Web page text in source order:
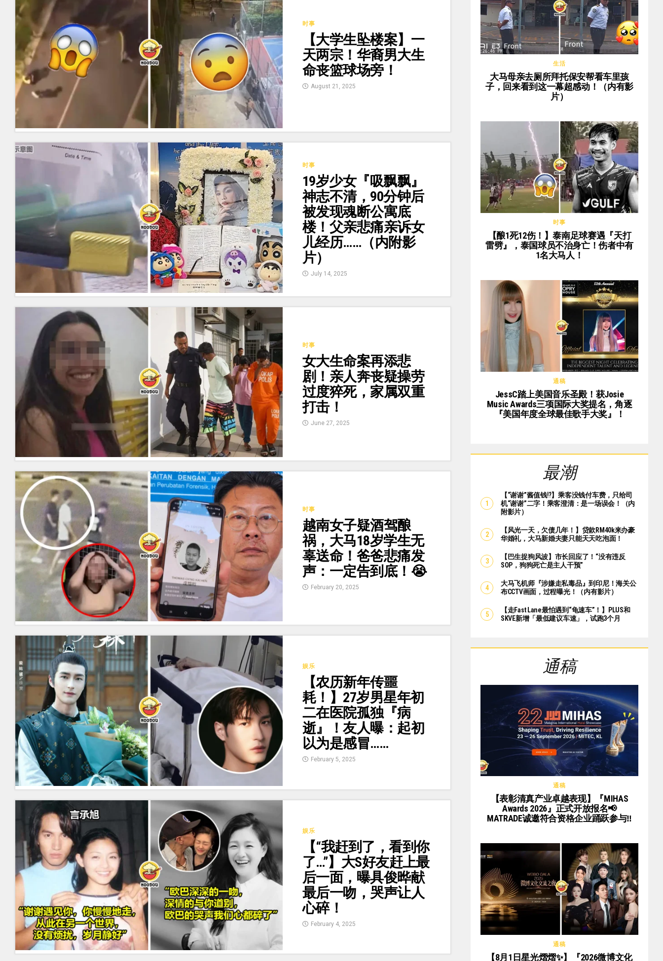
时事
【大学生坠楼案】一
天两宗！华裔男大生
命丧篮球场旁！
August 21, 2025
时事
19岁少女『吸飘飘』
神志不清，90分钟后
被发现魂断公寓底
楼！父亲悲痛亲诉女
儿经历……（内附影
片）
July 14, 2025
时事
女大生命案再添悲
剧！亲人奔丧疑操劳
过度猝死，家属双重
打击！
June 27, 2025
时事
越南女子疑酒驾酿
祸，大马18岁学生无
辜送命！爸爸悲痛发
声：一定告到底！😭
February 20, 2025
娱乐
【农历新年传噩
耗！】27岁男星年初
二在医院孤独『病
逝』！友人曝：起初
以为是感冒……
February 5, 2025
娱乐
【“我赶到了，看到你
了…”】大S好友赶上最
后一面，曝具俊晔献
最后一吻，哭声让人
心碎！
February 4, 2025
生活
大马母亲去厕所拜托保安帮看车里孩
子，回来看到这一幕超感动！（内有影
片）
时事
【酿1死12伤！】泰南足球赛遇『天打
雷劈』，泰国球员不治身亡！伤者中有
1名大马人！
通稿
JessC踏上美国音乐圣殿！获Josie
Music Awards三项国际大奖提名，角逐
『美国年度全球最佳歌手大奖』！
最潮
【“谢谢”酱值钱⁉️】乘客没钱付车费，只给司
机“谢谢”二字！乘客澄清：是一场误会！（内
附影片）
【风光一天，欠债几年！】贷款RM40k来办豪
华婚礼，大马新婚夫妻只能天天吃泡面！
【巴生捉狗风波】市长回应了！“没有违反
SOP，狗狗死亡是主人干预”
大马飞机师『涉嫌走私毒品』到印尼！海关公
布CCTV画面，过程曝光！（内有影片）
【走Fast Lane最怕遇到“龟速车”！】PLUS和
SKVE新增「最低建议车速」，试跑3个月
通稿
通稿
【表彰清真产业卓越表现】『MIHAS
Awards 2026』正式开放报名📢
MATRADE诚邀符合资格企业踊跃参与‼️
通稿
【8月1日星光熠熠✨】『2026微博文化